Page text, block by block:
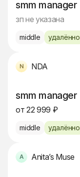
smm manager
зп не указана
middle удалённо
NDA
smm manager
от 22 999 ₽
middle удалённо
Anita’s Muse